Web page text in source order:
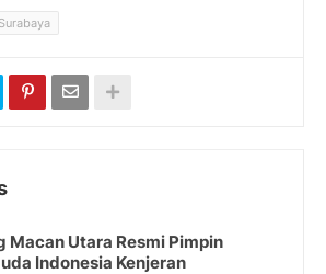
Surabaya
Macan Utara Resmi Pimpin
Indonesia Kenjeran